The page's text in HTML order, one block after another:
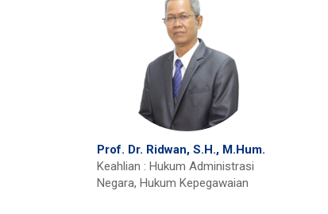
Prof. Dr. Ridwan, S.H., M.Hum.
Keahlian : Hukum Administrasi
Negara, Hukum Kepegawaian